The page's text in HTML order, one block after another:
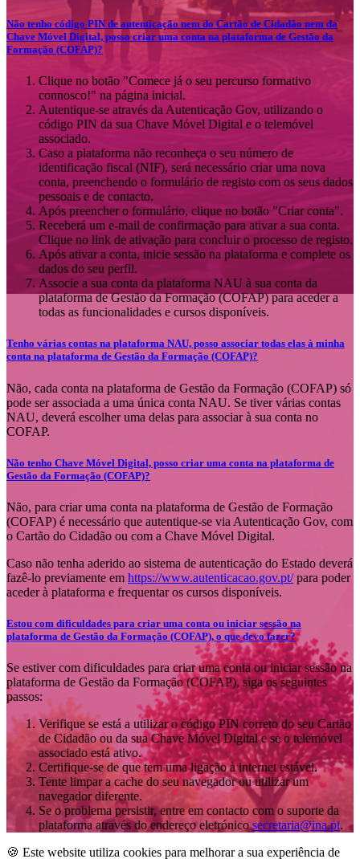
Não tenho código PIN de autenticação nem do Cartão de Cidadão nem da
Chave Móvel Digital, posso criar uma conta na plataforma de Gestão da
Formação (COFAP)?
Clique no botão "Comece já o seu percurso formativo
connosco!" na página inicial.
Autentique-se através da Autenticação Gov, utilizando o
código PIN da sua Chave Móvel Digital e o telemóvel
associado.
Caso a plataforma não reconheça o seu número de
identificação fiscal (NIF), será necessário criar uma nova
conta, preenchendo o formulário de registo com os seus dados
pessoais e de contacto.
Após preencher o formulário, clique no botão "Criar conta".
Receberá um e-mail de confirmação para ativar a sua conta.
Clique no link de ativação para concluir o processo de registo.
Após ativar a conta, inicie sessão na plataforma e complete os
dados do seu perfil.
Associe a sua conta da plataforma NAU à sua conta da
plataforma de Gestão da Formação (COFAP) para aceder a
todas as funcionalidades e cursos disponíveis.
Tenho várias contas na plataforma NAU, posso associar todas elas à minha
conta na plataforma de Gestão da Formação (COFAP)?
Não, cada conta na plataforma de Gestão da Formação (COFAP) só
pode ser associada a uma única conta NAU. Se tiver várias contas
NAU, deverá escolher uma delas para associar à sua conta no
COFAP.
Não tenho Chave Móvel Digital, posso criar uma conta na plataforma de
Gestão da Formação (COFAP)?
Não, para criar uma conta na plataforma de Gestão de Formação
(COFAP) é necessário que autentique-se via Autenticação Gov, com
o Cartão do Cidadão ou com a Chave Móvel Digital.
Caso não tenha aderido ao sistema de autenticação do Estado deverá
fazê-lo previamente em https://www.autenticacao.gov.pt/para poder
aceder à plataforma e frequentar os cursos disponíveis.
Estou com dificuldades para criar uma conta ou iniciar sessão na
plataforma de Gestão da Formação (COFAP), o que devo fazer?
Se estiver com dificuldades para criar uma conta ou iniciar sessão na
plataforma de Gestão da Formação (COFAP), siga os seguintes
passos:
Verifique se está a utilizar o código PIN correto do seu Cartão
de Cidadão ou da sua Chave Móvel Digital e se o telemóvel
associado está ativo.
Certifique-se de que tem uma ligação à internet estável.
Tente limpar a cache do seu navegador ou utilizar um
navegador diferente.
Se o problema persistir, entre em contacto com o suporte da
plataforma através do endereço eletrónicosecretaria@ina.pt.
🍪 Este website utiliza cookies para melhorar a sua experiência de